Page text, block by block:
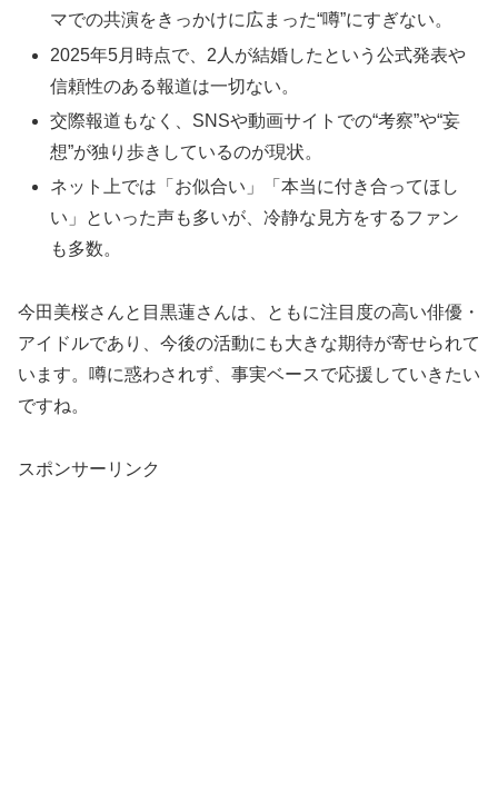
マでの共演をきっかけに広まった“噂”にすぎない。
2025年5月時点で、2人が結婚したという公式発表や
信頼性のある報道は一切ない。
交際報道もなく、SNSや動画サイトでの“考察”や“妄
想”が独り歩きしているのが現状。
ネット上では「お似合い」「本当に付き合ってほし
い」といった声も多いが、冷静な見方をするファン
も多数。
今田美桜さんと目黒蓮さんは、ともに注目度の高い俳優・
アイドルであり、今後の活動にも大きな期待が寄せられて
います。噂に惑わされず、事実ベースで応援していきたい
ですね。
スポンサーリンク